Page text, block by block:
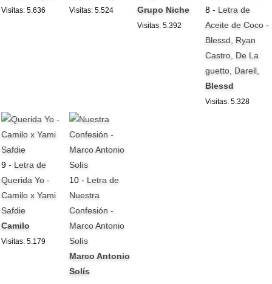
Visitas: 5.636 Visitas: 5.524
Grupo Niche
Visitas: 5.392
8 - Letra de
Aceite de Coco -
Blessd, Ryan
Castro, De La
guetto, Darell,
Blessd
Visitas: 5.328
9 - Letra de
Querida Yo -
Camilo x Yami
Safdie
Camilo
Visitas: 5.179
10 - Letra de
Nuestra
Confesión -
Marco Antonio
Solís
Marco Antonio
Solís